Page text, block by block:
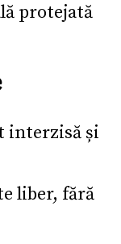
protejată
interzisă și
liber, fără